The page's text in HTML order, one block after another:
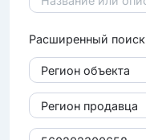
Расширенный поиск
Регион объекта
Регион продавца